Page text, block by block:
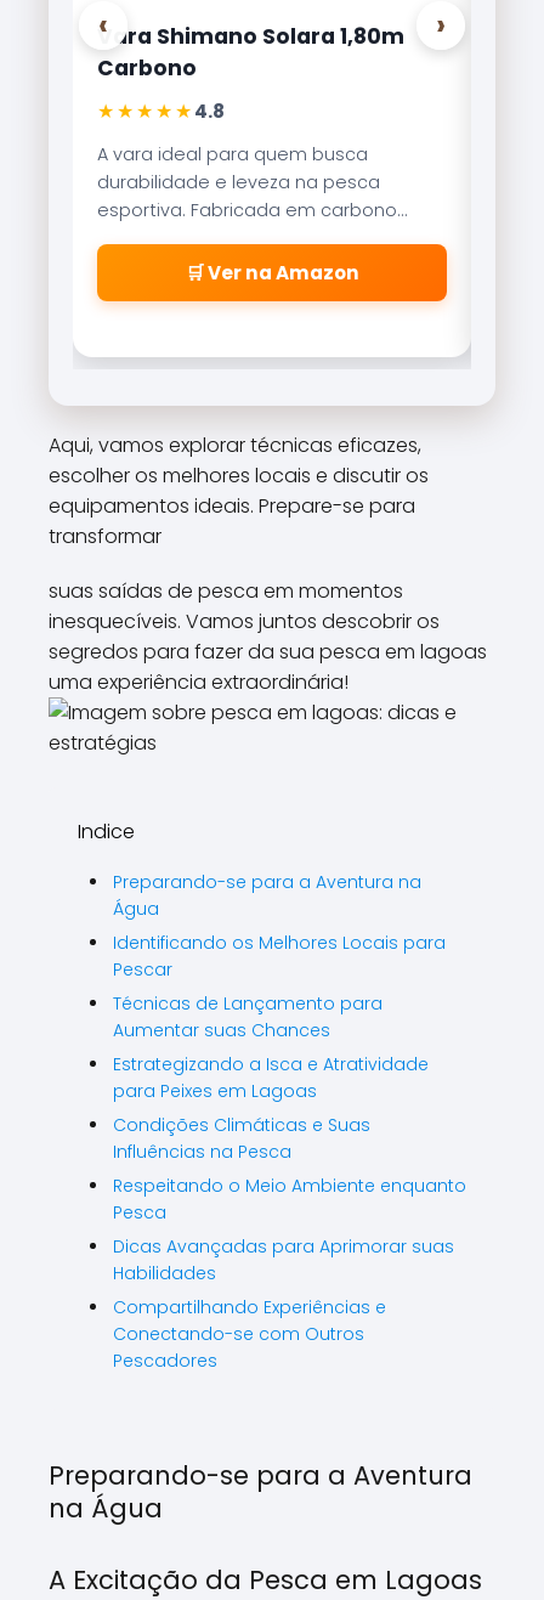
‹
1,80m
na pesca
em carbono
Carretilha Marine Sports
★★★★★
Referência no mercado brasileiro, a
Brisa Lite combina velocidade de
recolhimento com um sistema de
freio magnético que evita as
\\\\\\\\".
🛒 Ver na Amazon
›
Aqui, vamos explorar técnicas eficazes,
escolher os melhores locais e discutir os
equipamentos ideais. Prepare-se para
transformar
suas saídas de pesca em momentos
inesquecíveis. Vamos juntos descobrir os
segredos para fazer da sua pesca em lagoas
uma experiência extraordinária!
Indice
Preparando-se para a Aventura na
Água
Identificando os Melhores Locais para
Pescar
Técnicas de Lançamento para
Aumentar suas Chances
Estrategizando a Isca e Atratividade
para Peixes em Lagoas
Condições Climáticas e Suas
Influências na Pesca
Respeitando o Meio Ambiente enquanto
Pesca
Dicas Avançadas para Aprimorar suas
Habilidades
Compartilhando Experiências e
Conectando-se com Outros
Pescadores
Preparando-se para a Aventura
na Água
A Excitação da Pesca em Lagoas